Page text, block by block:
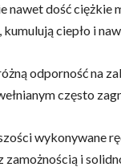
nawet dość
ciepło i
odporność na
często
wykonywane
zamożnością i